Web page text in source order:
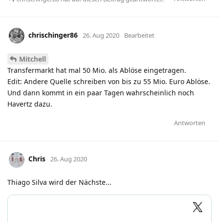
chrischinger86 26. Aug 2020 Bearbeitet
Mitchell
Transfermarkt hat mal 50 Mio. als Ablöse eingetragen.
Edit: Andere Quelle schreiben von bis zu 55 Mio. Euro Ablöse.
Und dann kommt in ein paar Tagen wahrscheinlich noch
Havertz dazu.
Antworten
Chris 26. Aug 2020
Thiago Silva wird der Nächste...